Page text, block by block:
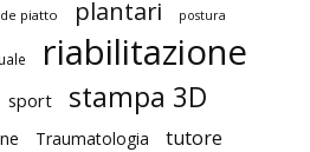
piatto plantari postura
riabilitazione
sport stampa 3D
Traumatologia tutore